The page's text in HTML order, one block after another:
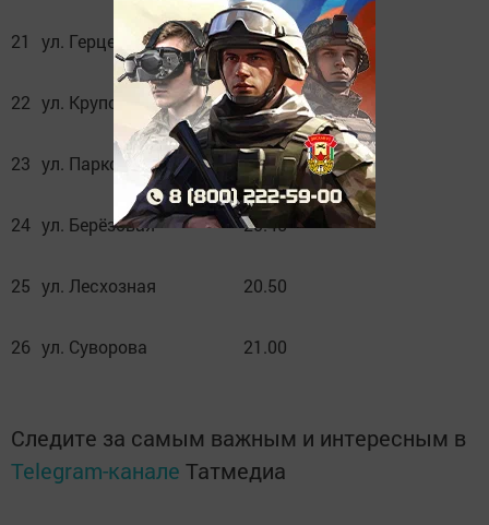
21 ул. Герцена 20.25
22 ул. Крупской 20.30
23 ул. Парковая 20.40
24 ул. Берёзовая 20.45
25 ул. Лесхозная 20.50
26 ул. Суворова 21.00
Следите за самым важным и интересным в
Telegram-канале Татмедиа